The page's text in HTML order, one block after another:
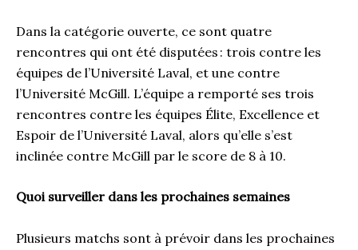
Dans la catégorie ouverte, ce sont quatre
rencontres qui ont été disputées : trois contre les
équipes de l’Université Laval, et une contre
l’Université McGill. L’équipe a remporté ses trois
rencontres contre les équipes Élite, Excellence et
Espoir de l’Université Laval, alors qu’elle s’est
inclinée contre McGill par le score de 8 à 10.
Quoi surveiller dans les prochaines semaines
Plusieurs matchs sont à prévoir dans les prochaines